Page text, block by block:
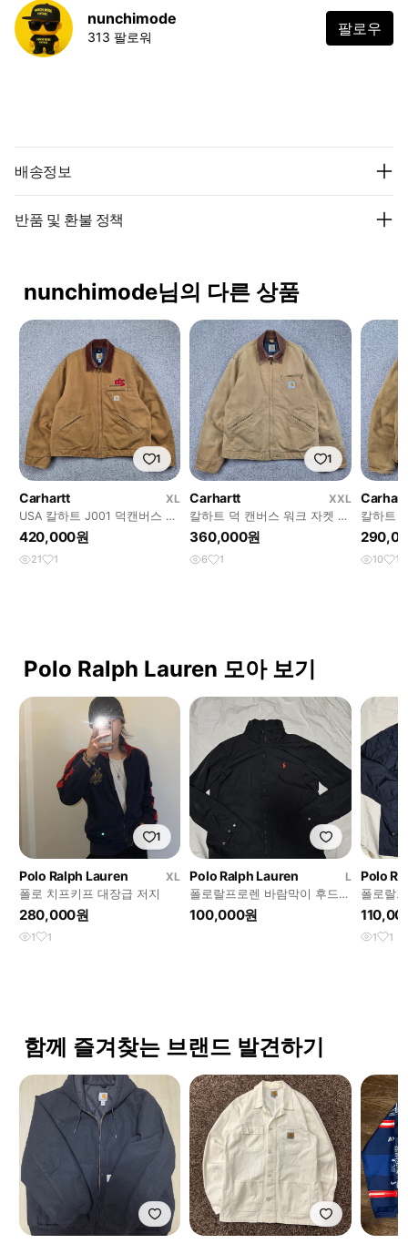
nunchimode
313 팔로워 팔로우
배송정보
반품 및 환불 정책
nunchimode님의 다른 상품
1
Carhartt
XL
USA 칼하트 J001 덕캔버스 디
트로이트 자켓 ( XL ) /13248
420,000원
21 1
1
Carhartt
XXL
칼하트 덕 캔버스 워크 자켓 (
2XL 추정 ) / 13247
360,000원
6 1
칼하트
워크 자
10 1
Polo Ralph Lauren 모아 보기
1
Polo Ralph Lauren
XL
폴로 치프키프 대장급 저지
280,000원
1 1
Polo Ralph Lauren
L
폴로랄프로렌 바람막이 후드
자켓 L
100,000원
Polo
폴로랄
XL
1 1
함께 즐겨찾는 브랜드 발견하기